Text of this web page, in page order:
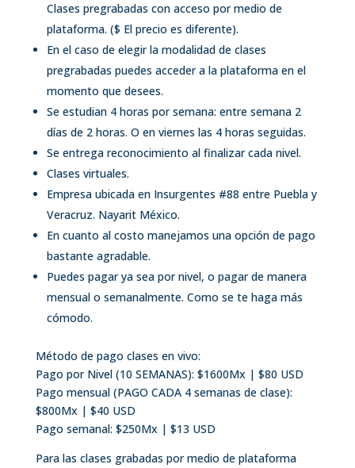
Clases pregrabadas con acceso por medio de
plataforma. ($ El precio es diferente).
En el caso de elegir la modalidad de clases
pregrabadas puedes acceder a la plataforma en el
momento que desees.
Se estudian 4 horas por semana: entre semana 2
días de 2 horas. O en viernes las 4 horas seguidas.
Se entrega reconocimiento al finalizar cada nivel.
Clases virtuales.
Empresa ubicada en Insurgentes #88 entre Puebla y
Veracruz. Nayarit México.
En cuanto al costo manejamos una opción de pago
bastante agradable.
Puedes pagar ya sea por nivel, o pagar de manera
mensual o semanalmente. Como se te haga más
cómodo.
Método de pago clases en vivo:
Pago por Nivel (10 SEMANAS): $1600Mx | $80 USD
Pago mensual (PAGO CADA 4 semanas de clase):
$800Mx | $40 USD
Pago semanal: $250Mx | $13 USD
Para las clases grabadas por medio de plataforma